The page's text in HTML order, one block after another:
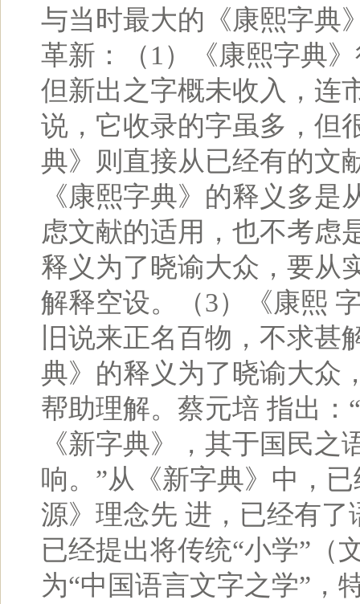
与当时最大的《康熙字典
革新：（1）《康熙字典
但新出之字概未收入，连
说，它收录的字虽多，但
典》则直接从已经有的文
《康熙字典》的释义多
虑文献的适用，也不考虑
释义为了晓谕大众，要从
解释空设。（3）《康熙
旧说来正名百物，不求
典》的释义为了晓谕大众
帮助理解。蔡元培 指出
《新字典》，其于国民
响。”从《新字典》中，
源》理念先 进，已经有
已经提出将传统“小学”（
为“中国语言文字之学”，